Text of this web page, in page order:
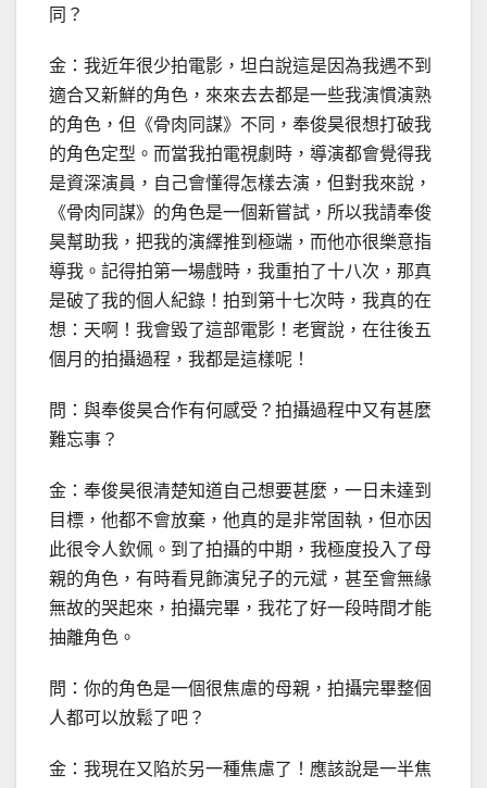
同？
金：我近年很少拍電影，坦白說這是因為我遇不到
適合又新鮮的角色，來來去去都是一些我演慣演熟
的角色，但《骨肉同謀》不同，奉俊昊很想打破我
的角色定型。而當我拍電視劇時，導演都會覺得我
是資深演員，自己會懂得怎樣去演，但對我來說，
《骨肉同謀》的角色是一個新嘗試，所以我請奉俊
昊幫助我，把我的演繹推到極端，而他亦很樂意指
導我。記得拍第一場戲時，我重拍了十八次，那真
是破了我的個人紀錄！拍到第十七次時，我真的在
想：天啊！我會毀了這部電影！老實說，在往後五
個月的拍攝過程，我都是這樣呢！
問：與奉俊昊合作有何感受？拍攝過程中又有甚麼
難忘事？
金：奉俊昊很清楚知道自己想要甚麼，一日未達到
目標，他都不會放棄，他真的是非常固執，但亦因
此很令人欽佩。到了拍攝的中期，我極度投入了母
親的角色，有時看見飾演兒子的元斌，甚至會無緣
無故的哭起來，拍攝完畢，我花了好一段時間才能
抽離角色。
問：你的角色是一個很焦慮的母親，拍攝完畢整個
人都可以放鬆了吧？
金：我現在又陷於另一種焦慮了！應該說是一半焦